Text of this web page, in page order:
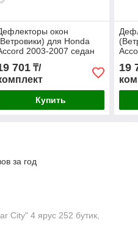
окон
для Honda
2003-2007 седан
(Euro type)
701₸/
Купить
19
за год
Сity" 4 ярус 252 бутик,